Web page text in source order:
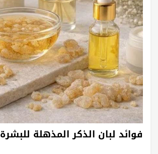
فوائد لبان الذكر المذهلة للبشرة